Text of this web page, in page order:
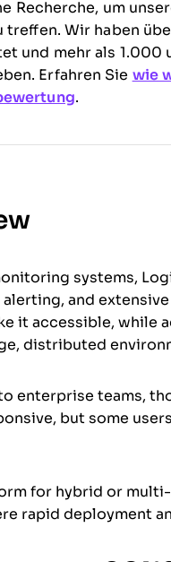
Recherche, um
treffen. Wir haben
und mehr als 1.000
Erfahren Sie wie
.
systems,
and
it accessible, while
distributed
enterprise teams,
but some
for hybrid or
rapid deployment